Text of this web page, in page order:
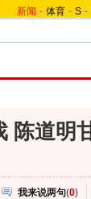
新闻 - 体育 - S -
陈道明
我来说两句(0)